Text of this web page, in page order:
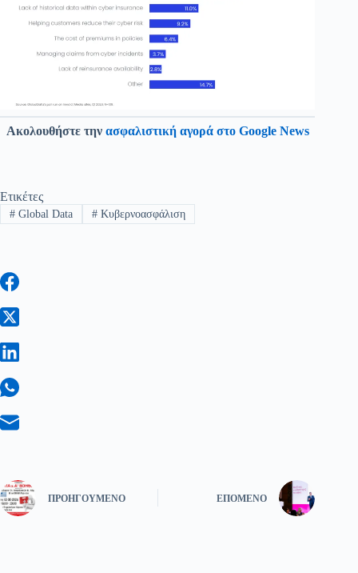
Ακολουθήστε την ασφαλιστική αγορά στο Google News
Ετικέτες
#Global Data #Κυβερνοασφάλιση
ΠΡΟΗΓΟΎΜΕΝΟ ΕΠΌΜΕΝΟ